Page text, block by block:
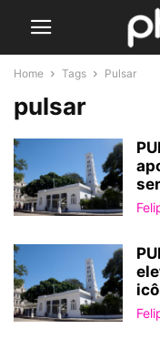
Home Tags Pulsar
pulsar